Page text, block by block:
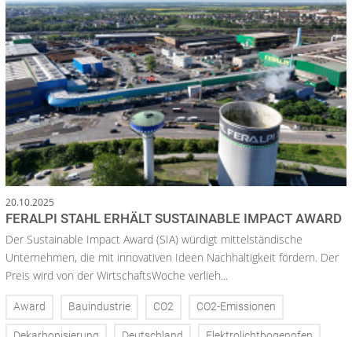
20.10.2025
FERALPI STAHL ERHÄLT SUSTAINABLE IMPACT AWARD
Der Sustainable Impact Award (SIA) würdigt mittelständische
Unternehmen, die mit innovativen Ideen Nachhaltigkeit fördern. Der
Preis wird von der WirtschaftsWoche verlieh...
Award Bauindustrie CO2 CO2-Emissionen